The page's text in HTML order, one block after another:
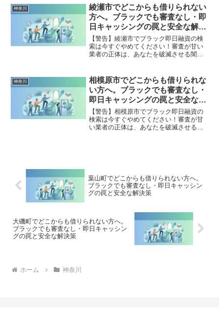
小田原市で違法業者を避け、借金地獄か
ら抜け出した方々の実体験と確実な解決
策を完全公開。
神奈川
綾瀬市でどこからも借りられない
方へ。ブラックでも審査なし・即
日キャッシングの罠と安全な解決
策
【警告】綾瀬市でブラック即日融資の検
索は今すぐやめてください！審査が甘い
業者の正体は、あなたを破滅させる闇金
市で違法業者を避け、借金地獄から抜け
出した方々の実体験と確実な解決策を完
全公開。
神奈川
相模原市でどこからも借りられな
い方へ。ブラックでも審査なし・
即日キャッシングの罠と安全な解
決策
【警告】相模原市でブラック即日融資の
検索は今すぐやめてください！審査が甘
い業者の正体は、あなたを破滅させる闇
葉山町でどこからも借りられない方へ。
ブラックでも審査なし・即日キャッシン
グの罠と安全な解決策
大磯町でどこからも借りられない方へ。
ブラックでも審査なし・即日キャッシン
グの罠と安全な解決策
ホーム 神奈川